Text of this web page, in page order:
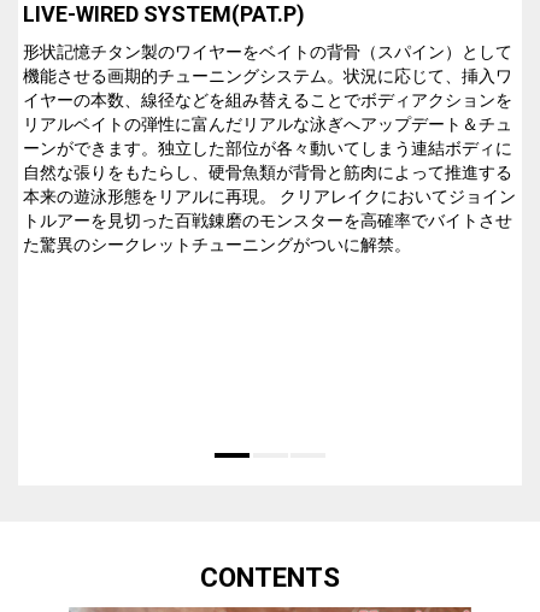
LIVE-WIRED SYSTEM(PAT.P)
形状記憶チタン製のワイヤーをベイトの背骨（スパイン）として
機能させる画期的チューニングシステム。状況に応じて、挿入ワ
イヤーの本数、線径などを組み替えることでボディアクションを
リアルベイトの弾性に富んだリアルな泳ぎへアップデート＆チュ
ーンができます。独立した部位が各々動いてしまう連結ボディに
自然な張りをもたらし、硬骨魚類が背骨と筋肉によって推進する
本来の遊泳形態をリアルに再現。 クリアレイクにおいてジョイン
トルアーを見切った百戦錬磨のモンスターを高確率でバイトさせ
た驚異のシークレットチューニングがついに解禁。
CONTENTS